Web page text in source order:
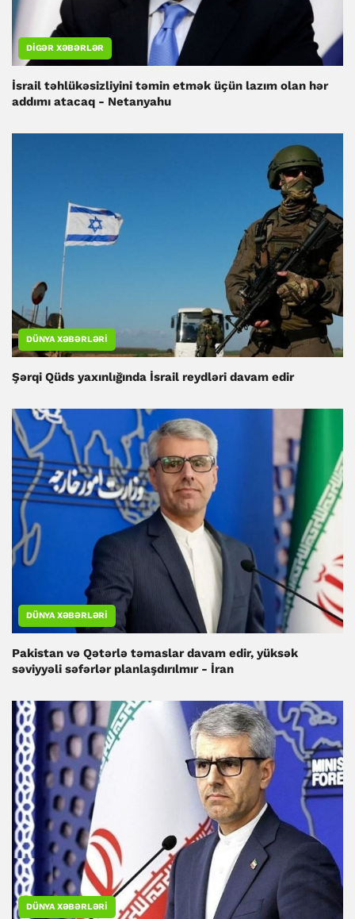
DIGƏR XƏBƏRLƏR
İsrail təhlükəsizliyini təmin etmək üçün lazım olan hər
addımı atacaq - Netanyahu
DÜNYA XƏBƏRLƏRI
Şərqi Qüds yaxınlığında İsrail reydləri davam edir
DÜNYA XƏBƏRLƏRI
Pakistan və Qətərlə təmaslar davam edir, yüksək
səviyyəli səfərlər planlaşdırılmır - İran
DÜNYA XƏBƏRLƏRI